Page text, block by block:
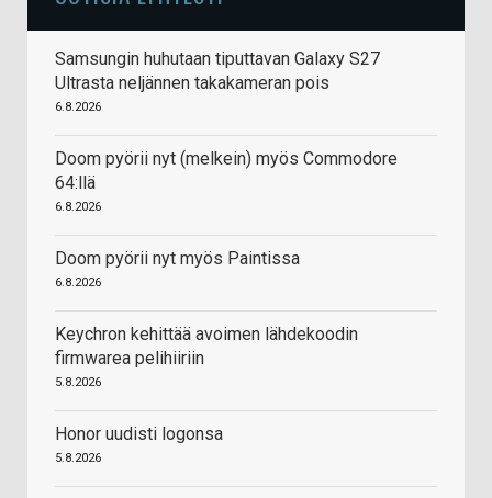
Samsungin huhutaan tiputtavan Galaxy S27
Ultrasta neljännen takakameran pois
6.8.2026
Doom pyörii nyt (melkein) myös Commodore
64:llä
6.8.2026
Doom pyörii nyt myös Paintissa
6.8.2026
Keychron kehittää avoimen lähdekoodin
firmwarea pelihiiriin
5.8.2026
Honor uudisti logonsa
5.8.2026